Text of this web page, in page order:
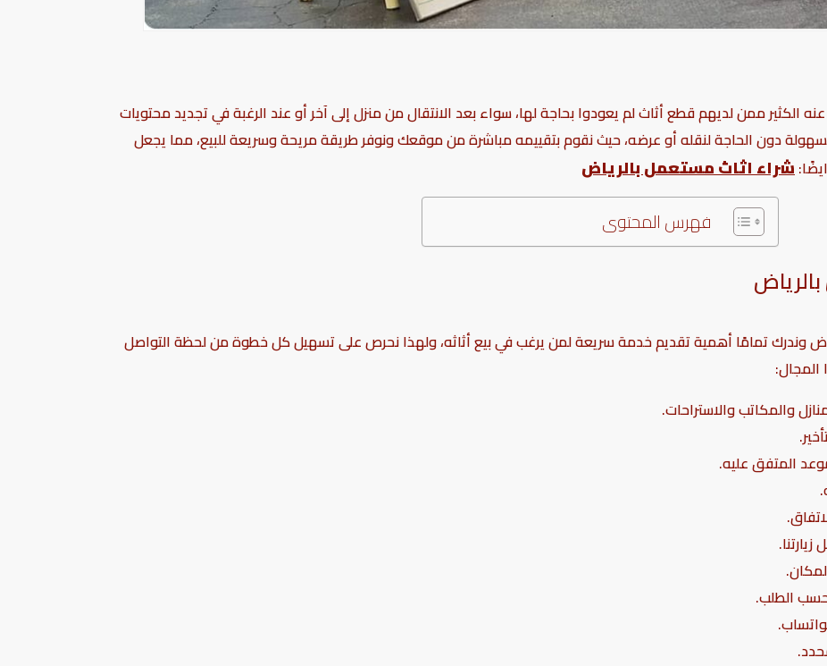
الكثير ممن لديهم قطع أثاث لم يعودوا بحاجة لها، سواء بعد الانتقال من منزل إلى آخر أو عند الرغبة في تجديد محتويات
دون الحاجة لنقله أو عرضه، حيث نقوم بتقييمه مباشرة من موقعك ونوفر طريقة مريحة وسريعة للبيع، مما يجعل
شراء اثاث مستعمل بالرياض
فهرس المحتوى
وندرك تمامًا أهمية تقديم خدمة سريعة لمن يرغب في بيع أثاثه، ولهذا نحرص على تسهيل كل خطوة من لحظة التواصل
المجال:
والمكاتب والاستراحات.
المتفق عليه.
الطلب.